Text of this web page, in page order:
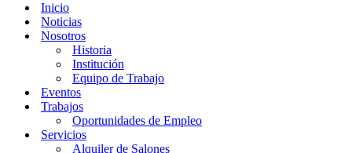
Inicio
Noticias
Nosotros
Historia
Institución
Equipo de Trabajo
Eventos
Trabajos
Oportunidades de Empleo
Servicios
Alquiler de Salones